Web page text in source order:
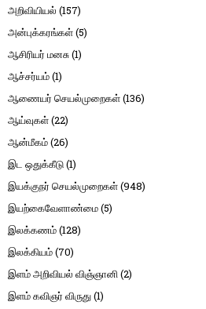
அறிவியியல் (157)
அன்புக்கரங்கள்(5)
ஆசிரியர் மனசு(1)
ஆச்சர்யம்(1)
ஆணையர் செயல்முறைகள்(136)
ஆய்வுகள்(22)
ஆன்மீகம்(26)
இட ஒதுக்கீடு(1)
இயக்குநர் செயல்முறைகள்(948)
இயற்கைவேளாண்மை(5)
இலக்கணம்(128)
இலக்கியம்(70)
இளம் அறிவியல் விஞ்ஞானி(2)
இளம் கவிஞர் விருது(1)